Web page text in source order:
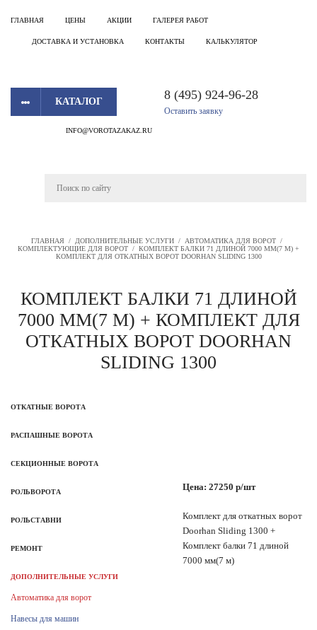
ГЛАВНАЯ ЦЕНЫ АКЦИИ ГАЛЕРЕЯ РАБОТ
ДОСТАВКА И УСТАНОВКА КОНТАКТЫ КАЛЬКУЛЯТОР
КАТАЛОГ 8 (495) 924-96-28
Оставить заявку
INFO@VOROTAZAKAZ.RU
ГЛАВНАЯ / ДОПОЛНИТЕЛЬНЫЕ УСЛУГИ / АВТОМАТИКА ДЛЯ ВОРОТ /
КОМПЛЕКТУЮЩИЕ ДЛЯ ВОРОТ / КОМПЛЕКТ БАЛКИ 71 ДЛИНОЙ 7000 ММ(7 М) +
КОМПЛЕКТ ДЛЯ ОТКАТНЫХ ВОРОТ DOORHAN SLIDING 1300
КОМПЛЕКТ БАЛКИ 71 ДЛИНОЙ
7000 ММ(7 М) + КОМПЛЕКТ ДЛЯ
ОТКАТНЫХ ВОРОТ DOORHAN
SLIDING 1300
ОТКАТНЫЕ ВОРОТА
РАСПАШНЫЕ ВОРОТА
СЕКЦИОННЫЕ ВОРОТА
РОЛЬВОРОТА
РОЛЬСТАВНИ
РЕМОНТ
ДОПОЛНИТЕЛЬНЫЕ УСЛУГИ
Автоматика для ворот
Навесы для машин
Цена: 27250 р/шт
Комплект для откатных ворот
Doorhan Sliding 1300 +
Комплект балки 71 длиной
7000 мм(7 м)